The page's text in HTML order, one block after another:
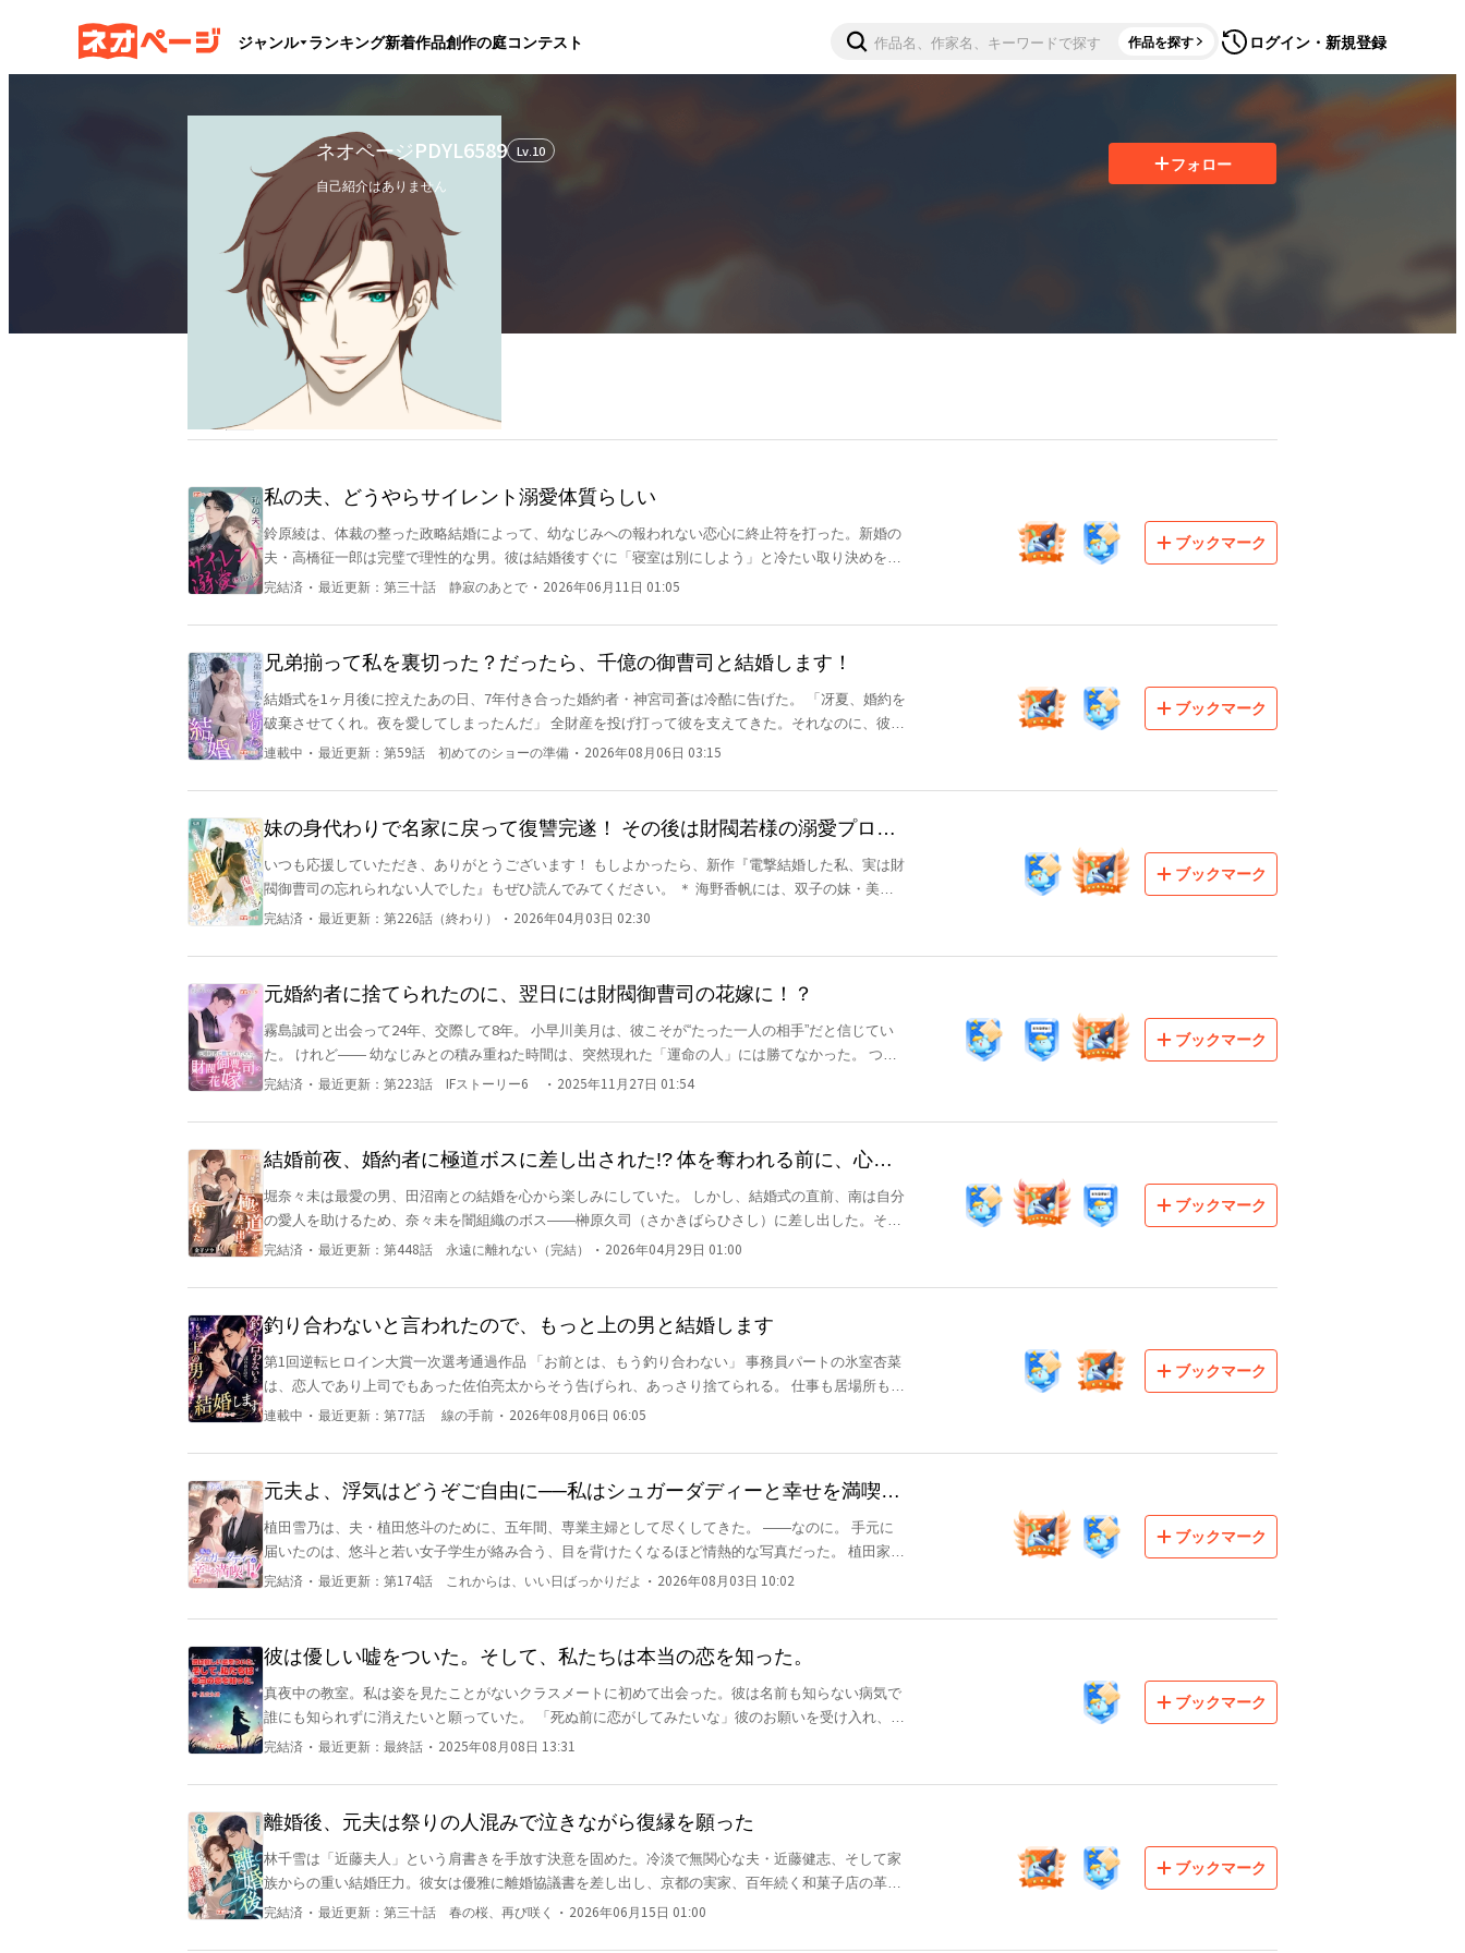
ジャンル ランキング新着作品創作の庭コンテスト 作品を探す ログイン・新規登録
ネオページPDYL6589 Lv. 10
自己紹介はありません
フォロー3フォロワー3
フォロー
ブックマーク
私の夫、どうやらサイレント溺愛体質らしい
鈴原綾は、体裁の整った政略結婚によって、幼なじみへの報われない恋心に終止符を打った。新婚の
夫・高橋征一郎は完璧で理性的な男。彼は結婚後すぐに「寝室は別にしよう」と冷たい取り決めを持
ちかけた。 綾にとって結婚とは、協力であり、演技だった。そして、夫が恩師の娘に向けるさりげな
き出しの奥へしまった。「念のためだ」と差し出された安産のお守りも、彼の心には別の誰かがいる
という“事実”も、静かに受け入れた。 ――あの夜までは。 深夜、偶然開けてしまった書斎の鍵付き紫
檀箱。その中には、彼女の過去八年間の人生の欠片が、丁寧にしまわれていた。最も古い写真の裏に
残されていたのは、鋭く力強い字。 「今日、绫に出会えた」 それは、彼女が利害一致の結婚だと思
っていたものが、実は彼の八年にわたる静かな片想いから始まっていた証だった。 震える声で問い詰
めた瞬間――いつも冷静沈着で、一切隙を見せなかった男は、初めて彼女の前で、無様なほど取り乱
完結済 ・ 最近更新： 第三十話 静寂のあとで ・ 2026年06月11日 01:05
ブックマーク
兄弟揃って私を裏切った？だったら、千億の御曹司と結婚します！
結婚式を1ヶ月後に控えたあの日、7年付き合った婚約者・神宮司蒼は冷酷に告げた。 「冴夏、婚約を
破棄させてくれ。夜を愛してしまったんだ」 全財産を投げ打って彼を支えてきた。それなのに、彼は
私を豪雨の中に跪かせ、私のお腹に宿っていた小さな命を冷たく踏みにじった。彼のすべての優しさ
「冴夏、俺と結婚しよう。もっと盛大な式を挙げよう」 その言葉を信じた私が馬鹿だった。 「結
婚？ あんな女、蒼をイラつかせるための道具に過ぎないよ」 彼の本性を知ったときには、もう遅か
った。 私の愛猫は無残に殺され、その犯人に仕立て上げられた。 記者会見の場、何万人もの容赦な
い視線の中で、私は床に押し付けられ、激しい暴力に晒される。 蒼は新しい女を抱きしめ、私を死ん
だ犬のように見下ろしている。 安斎は「やめろ！」と叫びながら、その瞳の奥で冷笑を浮かべてい
た。 彼らは知らない。私のポケットには、【胃がん末期・余命1ヶ月】の診断書があることを。 そし
ていることを。 祖父が遺した遺言状。伯父がもたらした巨万の富。 そして、日本屈指の権力を持つ
御剣家の御曹司・御剣硯司が、20年間ずっと私だけを護り続けてくれていたことを。 ――もう、愛に
飢えた哀れな少女はいない。 私の命の最後の1ヶ月。私を傷つけたすべての人間に、今度は跪いて絶
え間ない絶望を味わわせてあげる。
連載中 ・ 最近更新： 第59話 初めてのショーの準備 ・ 2026年08月06日 03:15
ブックマーク
妹の身代わりで名家に戻って復讐完遂！ その後は財閥若様の溺愛プロポ
ーズ！？
いつも応援していただき、ありがとうございます！ もしよかったら、新作『電撃結婚した私、実は財
閥御曹司の忘れられない人でした』もぜひ読んでみてください。 ＊ 海野香帆には、双子の妹・美帆
がいた。 ――だが、ある日、美帆は惨たらしく殺され、その遺体は無残にも捨てられた。 妹を殺し
善に満ちた笑顔を、香帆は決して忘れない。 「そんなに演技が上手いなら、私も付き合ってあげる」
香帆は妹になりすまし、奴のそばへ――。 甘く囁き、惑わせ、心を奪い、愛に溺れさせ、狂わせる。
そして最後に――その愛ごと、地獄へ突き落とす。 これは、命を賭けた復讐劇。 偽りの微笑みの裏
で、香帆は復讐の刃を研ぎ澄ます。 そして、凶手たちが彼女を唯一の救いだと錯覚したその瞬間――
「ようこそ、地獄へ」
完結済 ・ 最近更新： 第226話（終わり） ・ 2026年04月03日 02:30
ブックマーク
元婚約者に捨てられたのに、翌日には財閥御曹司の花嫁に！？
霧島誠司と出会って24年、交際して8年。 小早川美月は、彼こそが“たった一人の相手”だと信じてい
た。 けれど―― 幼なじみとの積み重ねた時間は、突然現れた「運命の人」には勝てなかった。 つら
いときほど、霧島は何度も美月を置き去りにした。 結婚式を間近に控えたある日もそうだった。 ウ
女へ、電話越しに冷たく放たれた言葉―― 「薬でも飲んで寝とけよ」 その背後から聞こえた甘い声
――「誠司、お風呂入ったよ〜」 その瞬間、美月の中で、何かが音を立てて崩れた。 積もり積もっ
た想いは、とうとう限界を超える。 「……婚約、解消させていただきます」 そう告げた彼女に対
し、霧島は笑って言った。 「また拗ねてるだけだろ？ どうせ冷静になったら戻ってくるって」 なに
せ、小早川美月が霧島誠司を“好きすぎる”ことは、誰もが知っていたから。 彼女が本気で去るなん
て、誰ひとり思っていなかった。 ――けれど。 数日後、美月は静かに、ある財閥の御曹司と婚姻届
戻ってきてくれ。胃が痛くて、眠れないんだ。頼む、もう一度だけ……」 返事をしようとした美月の
腰に、背後からそっと回される腕。 「――俺の妻に、勝手に触るな」 凍るような低い声に、霧島が
顔を上げる。 目の前には、美月を抱き寄せたままの御曹司。 「スカートに汚い手をかけないでいた
だけますか。……不快です。お引き取りを」 そうして、美月は裏切られた過去を超えて、“本当にそ
ばにいてくれる人”と出会ったのだった。
完結済 ・ 最近更新： 第223話 IFストーリー6 ・ 2025年11月27日 01:54
ブックマーク
結婚前夜、婚約者に極道ボスに差し出された!? 体を奪われる前に、心が
先に奪われた！
堀奈々未は最愛の男、田沼南との結婚を心から楽しみにしていた。 しかし、結婚式の直前、南は自分
の愛人を助けるため、奈々未を闇組織のボス――榊原久司（さかきばらひさし）に差し出した。その
一夜、奈々未は深い絶望に沈み、南への気持ちは一瞬で冷めてしまった。 「南、もう私は汚れてしま
そして首に残るキスマークが映る。 「大丈夫だ。他の男と一夜を共にしたとしても、必ず君を妻にす
る」南は笑みを浮かべながら手を差し出した。しかし、奈々未の目に浮かぶ涙には、もはや愛を感じ
ることはなかった。 奈々未は結婚式をキャンセルし、彼との関係を完全に断つ決意を固めた。周りの
人々は「金持ちの南を捨てるなんて愚かだ」と非難したが、南は彼女が必ず戻ってくると信じて疑わ
なかった。 しかし、気づけば、奈々未はすでに極道のボスに溺愛されていた！高級オートクチュール
のウェディングドレスを纏い、久司の隣で幸せそうに微笑む奈々未は、南にとって手の届かない存在
すでに彼の元には戻ることはなかった…。 ＊この物語は完全にフィクションです。登場人物や地名な
どは全て架空のものであり、実在の人物や団体、場所などとは一切関係ありません。
完結済 ・ 最近更新： 第448話 永遠に離れない（完結） ・ 2026年04月29日 01:00
ブックマーク
釣り合わないと言われたので、もっと上の男と結婚します
第1回逆転ヒロイン大賞一次選考通過作品 「お前とは、もう釣り合わない」 事務員パートの氷室杏菜
は、恋人であり上司でもあった佐伯亮太からそう告げられ、あっさり捨てられる。 仕事も居場所も失
い、どん底に落ちた杏菜だったが、ある仕事をきっかけに思わぬ才能を見出され、大手企業・神埼グ
杏菜は努力と成長を重ねていく。 一方、杏菜を見下して切り捨てた亮太は、慢心と無能さから少しず
つ転落していき──。 再会したとき、立場は完全に逆転。 「釣り合わない」と言われた女は、誰より
も輝く存在へ。 これは、捨てられたヒロインが成功し、 もっと上の男に選ばれて幸せになる、爽快
ざまぁ＆溺愛逆転ラブストーリー。
連載中 ・ 最近更新： 第77話 線の手前 ・ 2026年08月06日 06:05
ブックマーク
元夫よ、浮気はどうぞご自由に──私はシュガーダディーと幸せを満喫
中！
植田雪乃は、夫・植田悠斗のために、五年間、専業主婦として尽くしてきた。 ――なのに。 手元に
届いたのは、悠斗と若い女子学生が絡み合う、目を背けたくなるほど情熱的な写真だった。 植田家の
面々は、まるで何事もなかったかのように平然としている。 「今さら釣り合わないって気づいた？
づけ、嘲笑った。 「おばさん、少しでも自覚があるなら、さっさと身を引いたほうがお互いのためじ
ゃない？」 悠斗は、薄っぺらな笑みを浮かべて言った。 「雪乃、ただの気の迷いだ。君は優しいか
ら、俺を許してくれるだろう？」 ――雪乃の唇に、凍てつく笑みが浮かぶ。 そして、離婚協議書を
叩きつけた。 あの瞬間、心の奥底で何かが砕け散った。夫への愛も、期待も、信頼も――すべて跡形
もなく。 ――― それから数年。 雪乃は絵画界に鮮烈な復活を遂げ、国際美術展から引きも切らず招
待される存在となった。 離婚後、常に彼女の傍らに寄り添う影――ビジネス界に君臨する謎めいた大
るつもりだった――ただ、それだけのはずだった。 ――あの美しい男に、ずっとつきまとわれると
は、夢にも思わなかった。 「雪乃、いつ離婚するつもりだ？」
完結済 ・ 最近更新： 第174話 これからは、いい日ばっかりだよ ・ 2026年08月03日 10:02
ブックマーク
彼は優しい嘘をついた。そして、私たちは本当の恋を知った。
真夜中の教室。私は姿を見たことがないクラスメートに初めて出会った。彼は名前も知らない病気で
誰にも知られずに消えたいと願っていた。 「死ぬ前に恋がしてみたいな」彼のお願いを受け入れ、仮
の恋人になった私たち。 昔、気になっていた異性から振られた私は過去のトラウマから恋に臆病にな
は……？ ◇ノベマ、アルファポリス、小説家になろうにて同作品掲載中。
完結済 ・ 最近更新： 最終話 ・ 2025年08月08日 13:31
ブックマーク
離婚後、元夫は祭りの人混みで泣きながら復縁を願った
林千雪は「近藤夫人」という肩書きを手放す決意を固めた。冷淡で無関心な夫・近藤健志、そして家
族からの重い結婚圧力。彼女は優雅に離婚協議書を差し出し、京都の実家、百年続く和菓子店の革新
に身を投じた。 かつて宴席で「子孫」問題を嘲られ、微笑むことしかできなかった彼女。今、同じ場
完結済 ・ 最近更新： 第三十話 春の桜、再び咲く ・ 2026年06月15日 01:00
ブックマーク